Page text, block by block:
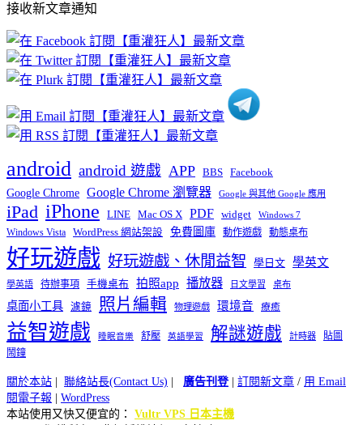
文
章
分
類
接收新文章通知
android android 遊戲 APP BBS Facebook
Google Chrome Google Chrome 瀏覽器 Google 與其他 Google 應用
iPad iPhone LINE Mac OS X PDF widget Windows 7
Windows Vista WordPress 網站架設 免費圖庫 動作遊戲 動態桌布
好玩遊戲 好玩遊戲、休閒益智 學日文 學英文
學英語 待辦事項 手機桌布 拍照app 播放器 日文學習 桌布
桌面小工具 濾鏡 照片編輯 物理遊戲 環境音 療癒
益智遊戲 睡眠音樂 舒壓 英語學習 解謎遊戲 計時器
貼圖
鬧鐘
關於本站 | 聯絡站長(Contact Us) | 廣告刊登| 訂閱新文章 / 用 Email
閱電子報 | WordPress
本站使用又快又便宜的： Vultr VPS 日本主機